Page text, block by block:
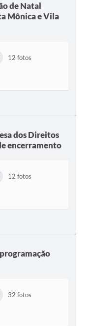
de Natal
Mônica e Vila
12 fotos
dos Direitos
encerramento
12 fotos
32 fotos